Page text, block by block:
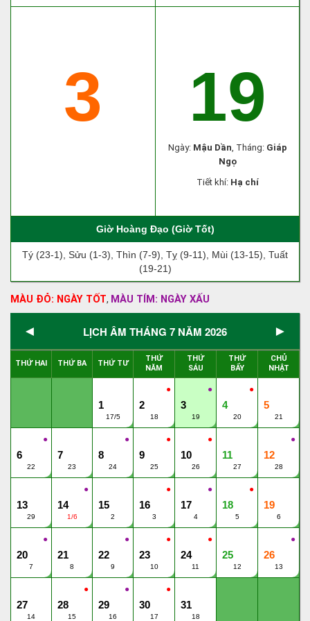
3 19
Ngày: Mậu Dần, Tháng: Giáp
Ngọ
Tiết khí: Hạ chí
Giờ Hoàng Đạo (Giờ Tốt)
Tý (23-1), Sửu (1-3), Thìn (7-9), Tỵ (9-11), Mùi (13-15), Tuất
(19-21)
MÀU ĐỎ: NGÀY TỐT, MÀU TÍM: NGÀY XẤU
◄ LỊCH ÂM THÁNG 7 NĂM 2026 ►
THỨ HAI THỨ BA THỨ TƯ
THỨ
NĂM
THỨ
SÁU
THỨ
BẨY
CHỦ
NHẬT
1
17/5
●
2
18
●
3
19
●
4
20
5
21
●
6
22
7
23
●
8
24
●
9
25
●
10
26
11
27
●
12
28
13
29
●
14
1/6
15
2
●
16
3
●
17
4
●
18
5
19
6
●
20
7
21
8
●
22
9
●
23
10
●
24
11
25
12
●
26
13
27
14
●
28
15
●
29
16
●
30
17
31
18